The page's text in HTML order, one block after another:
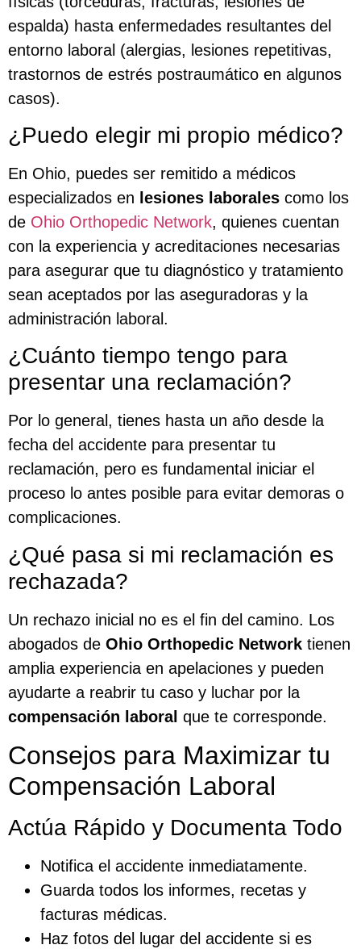
espalda) hasta enfermedades resultantes del
entorno laboral (alergias, lesiones repetitivas,
trastornos de estrés postraumático en algunos
casos).
¿Puedo elegir mi propio médico?
En Ohio, puedes ser remitido a médicos
especializados en lesiones laborales como los
de Ohio Orthopedic Network, quienes cuentan
con la experiencia y acreditaciones necesarias
para asegurar que tu diagnóstico y tratamiento
sean aceptados por las aseguradoras y la
administración laboral.
¿Cuánto tiempo tengo para
presentar una reclamación?
Por lo general, tienes hasta un año desde la
fecha del accidente para presentar tu
reclamación, pero es fundamental iniciar el
proceso lo antes posible para evitar demoras o
complicaciones.
¿Qué pasa si mi reclamación es
rechazada?
Un rechazo inicial no es el fin del camino. Los
abogados de Ohio Orthopedic Network tienen
amplia experiencia en apelaciones y pueden
ayudarte a reabrir tu caso y luchar por la
compensación laboral que te corresponde.
Consejos para Maximizar tu
Compensación Laboral
Actúa Rápido y Documenta Todo
Notifica el accidente inmediatamente.
Guarda todos los informes, recetas y
facturas médicas.
Haz fotos del lugar del accidente si es